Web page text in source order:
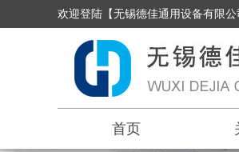
欢迎登陆【无锡德佳通用设备有限
首页